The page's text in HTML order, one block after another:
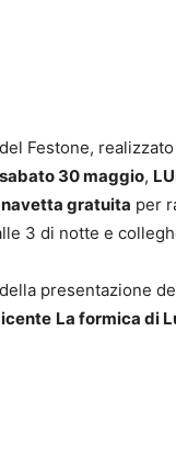
Festone,
30 maggio,
navetta gratuita per
3 di notte e
presentazione
La formica di